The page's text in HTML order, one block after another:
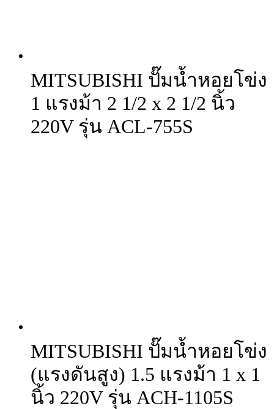
MITSUBISHI ปั๊มน้ำหอยโข่ง
1 แรงม้า 2 1/2 x 2 1/2 นิ้ว
220V รุ่น ACL-755S
MITSUBISHI ปั๊มน้ำหอยโข่ง
(แรงดันสูง) 1.5 แรงม้า 1 x 1
นิ้ว 220V รุ่น ACH-1105S